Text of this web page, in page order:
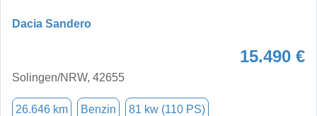
Dacia Sandero
15.490 €
Solingen/NRW, 42655
26.646 km Benzin 81 kw (110 PS)